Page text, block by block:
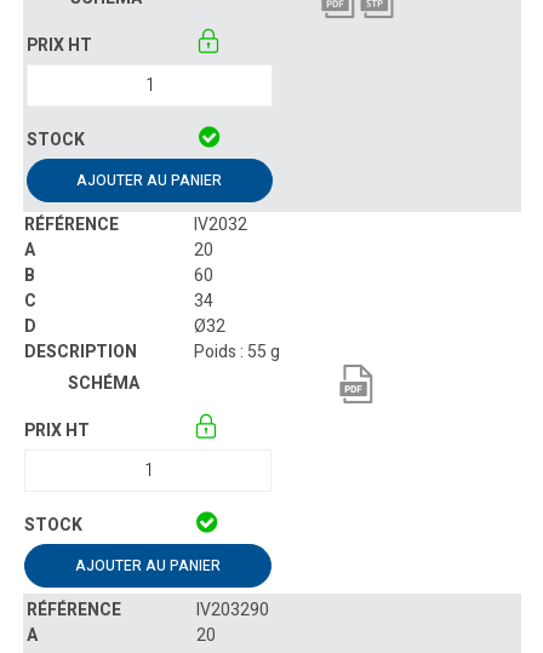
AJOUTER AU PANIER
IV2032
20
60
34
Ø32
Poids : 55 g
AJOUTER AU PANIER
IV203290
20